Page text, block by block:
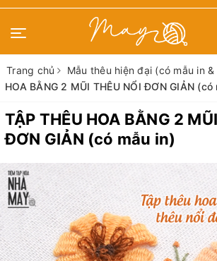
Trang chủ Mẫu thêu hiện đại (có mẫu in
HOA BẰNG 2 MŨI THÊU NỔI ĐƠN GIẢN (có
TẬP THÊU HOA BẰNG 2
ĐƠN GIẢN (có mẫu in)